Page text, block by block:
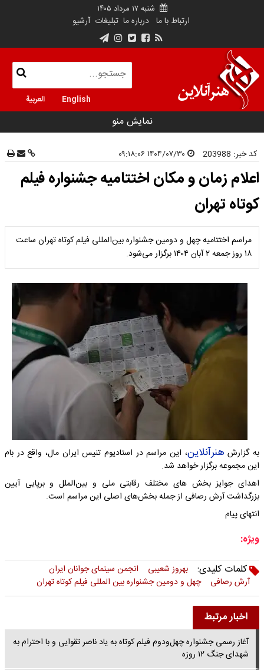
شنبه ۱۷ مرداد ۱۴۰۵
ارتباط با ما درباره ما تبلیغات آرشیو
English العربية
نمایش منو
کد خبر: 203988
اعلام زمان و مکان اختتامیه جشنواره فیلم
کوتاه تهران
مراسم اختتامیه چهل و دومین جشنواره بین‌المللی فیلم کوتاه تهران ساعت
۱۸ روز جمعه ۲ آبان ۱۴۰۴ برگزار می‌شود.
به گزارش هنرآنلاین، این مراسم در استادیوم تنیس ایران مال، واقع در بام
این مجموعه برگزار خواهد شد.
اهدای جوایز بخش های مختلف رقابتی ملی و بین‌الملل و برپایی آیین
بزرگداشت آرش رصافی از جمله بخش‌های اصلی این مراسم است.
انتهای پیام
ویژه:
کلمات کلیدی:
بهروز شعیبی
انجمن سینمای جوانان ایران
آرش رصافی
چهل و دومین جشنواره بین المللی فیلم کوتاه تهران
اخبار مرتبط
آغاز رسمی جشنواره چهل‌ودوم فیلم کوتاه به یاد ناصر تقوایی و با احترام به
شهدای جنگ ۱۲ روزه